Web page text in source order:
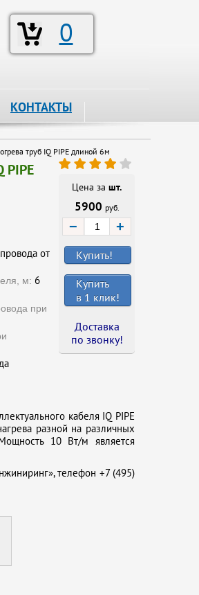
0
КОНТАКТЫ
труб IQ PIPE длиной 6м
PIPE
от
м: 6
при
Цена за шт.
5900 руб.
− +
Купить!
Купить
в 1 клик!
Доставка
по звонку !
кабеля IQ PIPE
разной на различных
10 Вт/м является
телефон +7 (495)